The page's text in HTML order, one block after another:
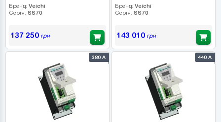
Бренд: Veichi
Серія: SS70
137 250грн
Бренд: Veichi
Серія: SS70
143 010грн
380 А 440 А